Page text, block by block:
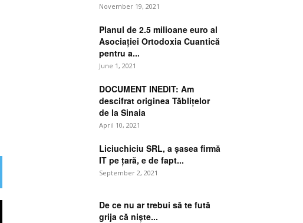
November 19, 2021
Planul de 2.5 milioane euro al
Asociației Ortodoxia Cuantică
pentru a...
June 1, 2021
DOCUMENT INEDIT: Am
descifrat originea Tăblițelor
de la Sinaia
April 10, 2021
Liciuchiciu SRL, a șasea firmă
IT pe țară, e de fapt...
September 2, 2021
De ce nu ar trebui să te fută
grija că niște...